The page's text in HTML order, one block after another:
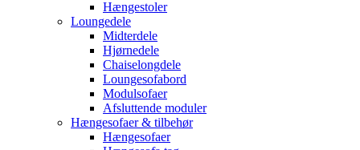
Hængestoler
Loungedele
Midterdele
Hjørnedele
Chaiselongdele
Loungesofabord
Modulsofaer
Afsluttende moduler
Hængesofaer & tilbehør
Hængesofaer